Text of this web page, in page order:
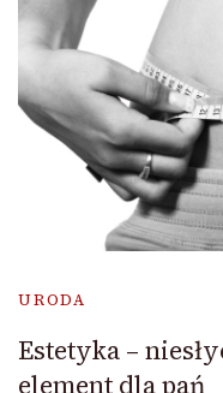
URODA
Estetyka –
element dla pań